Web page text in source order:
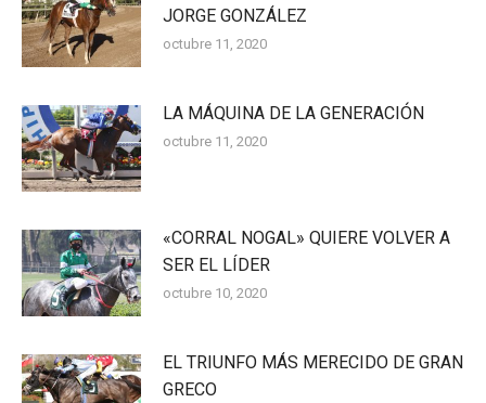
JORGE GONZÁLEZ
octubre 11, 2020
LA MÁQUINA DE LA GENERACIÓN
octubre 11, 2020
«CORRAL NOGAL» QUIERE VOLVER A
SER EL LÍDER
octubre 10, 2020
EL TRIUNFO MÁS MERECIDO DE GRAN
GRECO